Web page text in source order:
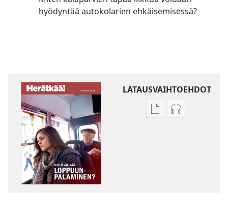
hyödyntää autokolarien ehkäisemisessä?
LATAUSVAIHTOEHDOT
JulkaisujenÄänitteiden